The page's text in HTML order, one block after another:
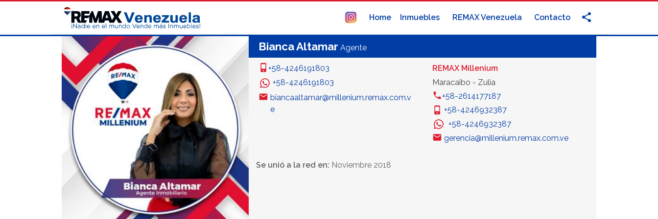
Home Inmuebles REMAX Venezuela Contacto
Bianca Altamar Agente
+58-4246191803
+58-4246191803
biancaaltamar@millenium.remax.com.v
e
REMAX Millenium
Maracaibo - Zulia
+58-2614177187
+58-4246932387
+58-4246932387
gerencia@millenium.remax.com.ve
Se unió a la red en: Noviembre 2018